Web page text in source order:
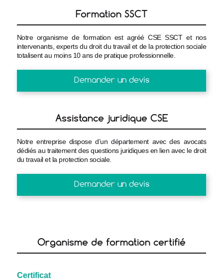
Formation SSCT
Notre organisme de formation est agréé CSE SSCT et nos
intervenants, experts du droit du travail et de la protection sociale
totalisent au moins 10 ans de pratique professionnelle.
Demander un devis
Assistance juridique CSE
Notre entreprise dispose d’un département avec des avocats
dédiés au traitement des questions juridiques en lien avec le droit
du travail et la protection sociale.
Demander un devis
Organisme de formation certifié
Certificat